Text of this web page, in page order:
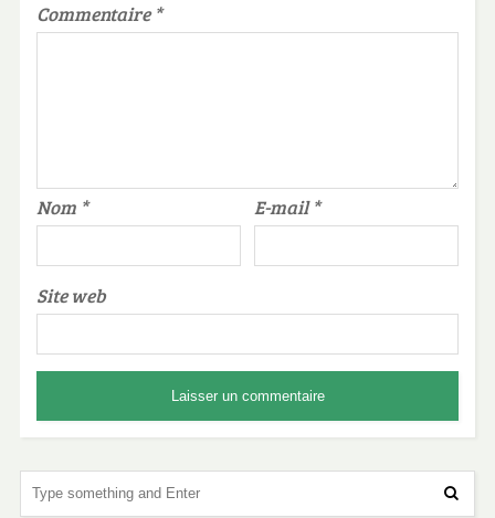
Commentaire*
Nom * E-mail*
Site web